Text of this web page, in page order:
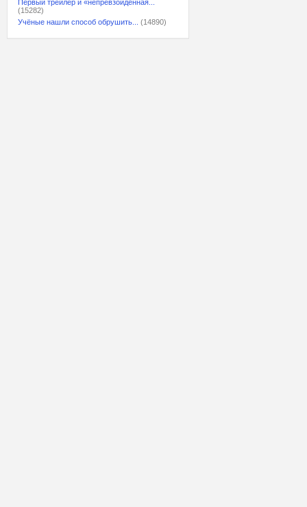
Первый трейлер и «непревзойдённая...
(15282)
Учёные нашли способ обрушить...
(14890)